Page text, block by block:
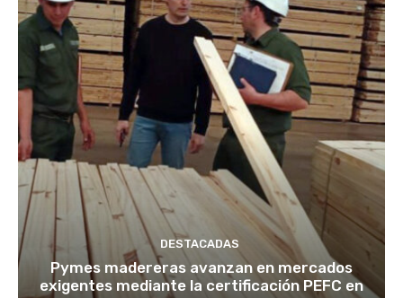
DESTACADAS
Pymes madereras avanzan en mercados
exigentes mediante la certificación PEFC en